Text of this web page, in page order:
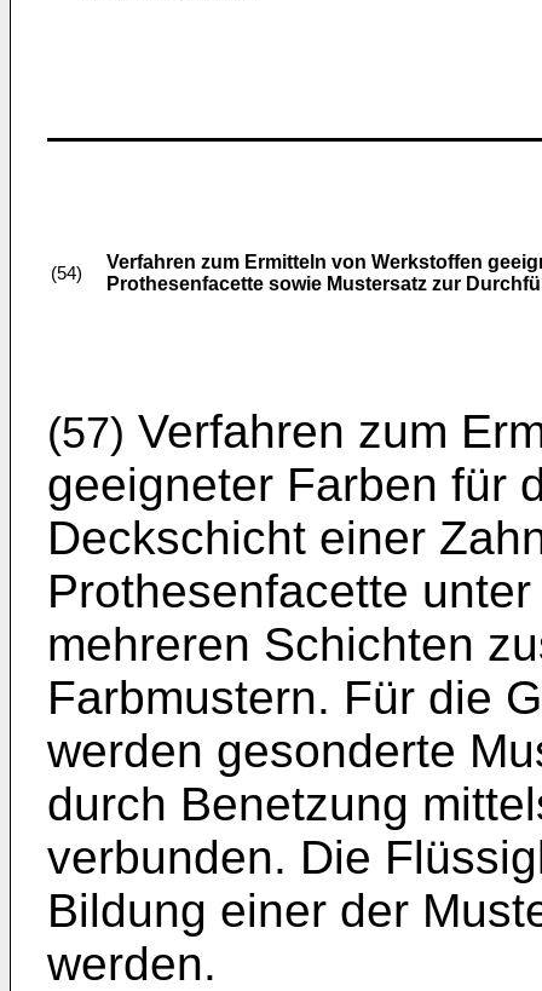
(54)
Verfahren zum Ermitteln von Werkstoffen
Prothesenfacette sowie Mustersatz zur
(57) Verfahren zum
geeigneter Farben für
Deckschicht einer
Prothesenfacette
mehreren Schichten
Farbmustern. Für die
werden gesonderte
durch Benetzung
verbunden. Die
Bildung einer der
werden.